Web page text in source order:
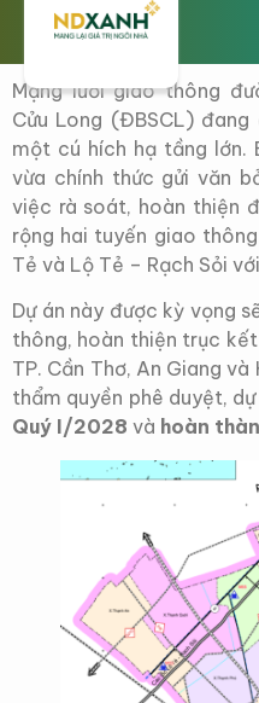
Mạng lưới giao thông
Cửu Long (ĐBSCL)
một cú hích hạ tầng lớn.
vừa chính thức gửi văn
việc rà soát, hoàn thiện
rộng hai tuyến giao
Tẻ và Lộ Tẻ – Rạch Sỏi
Dự án này được kỳ vọng
thông, hoàn thiện trục
TP. Cần Thơ, An Giang
thẩm quyền phê duyệt, dự
Quý I/2028 và hoàn